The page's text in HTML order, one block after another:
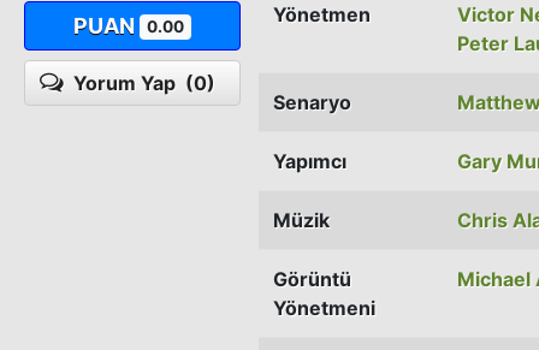
PUAN 0.00
Yorum Yap (0)
Yönetmen
Victor
Peter
Senaryo
Yapımcı Gary
Müzik Chris
Görüntü
Yönetmeni
Michael